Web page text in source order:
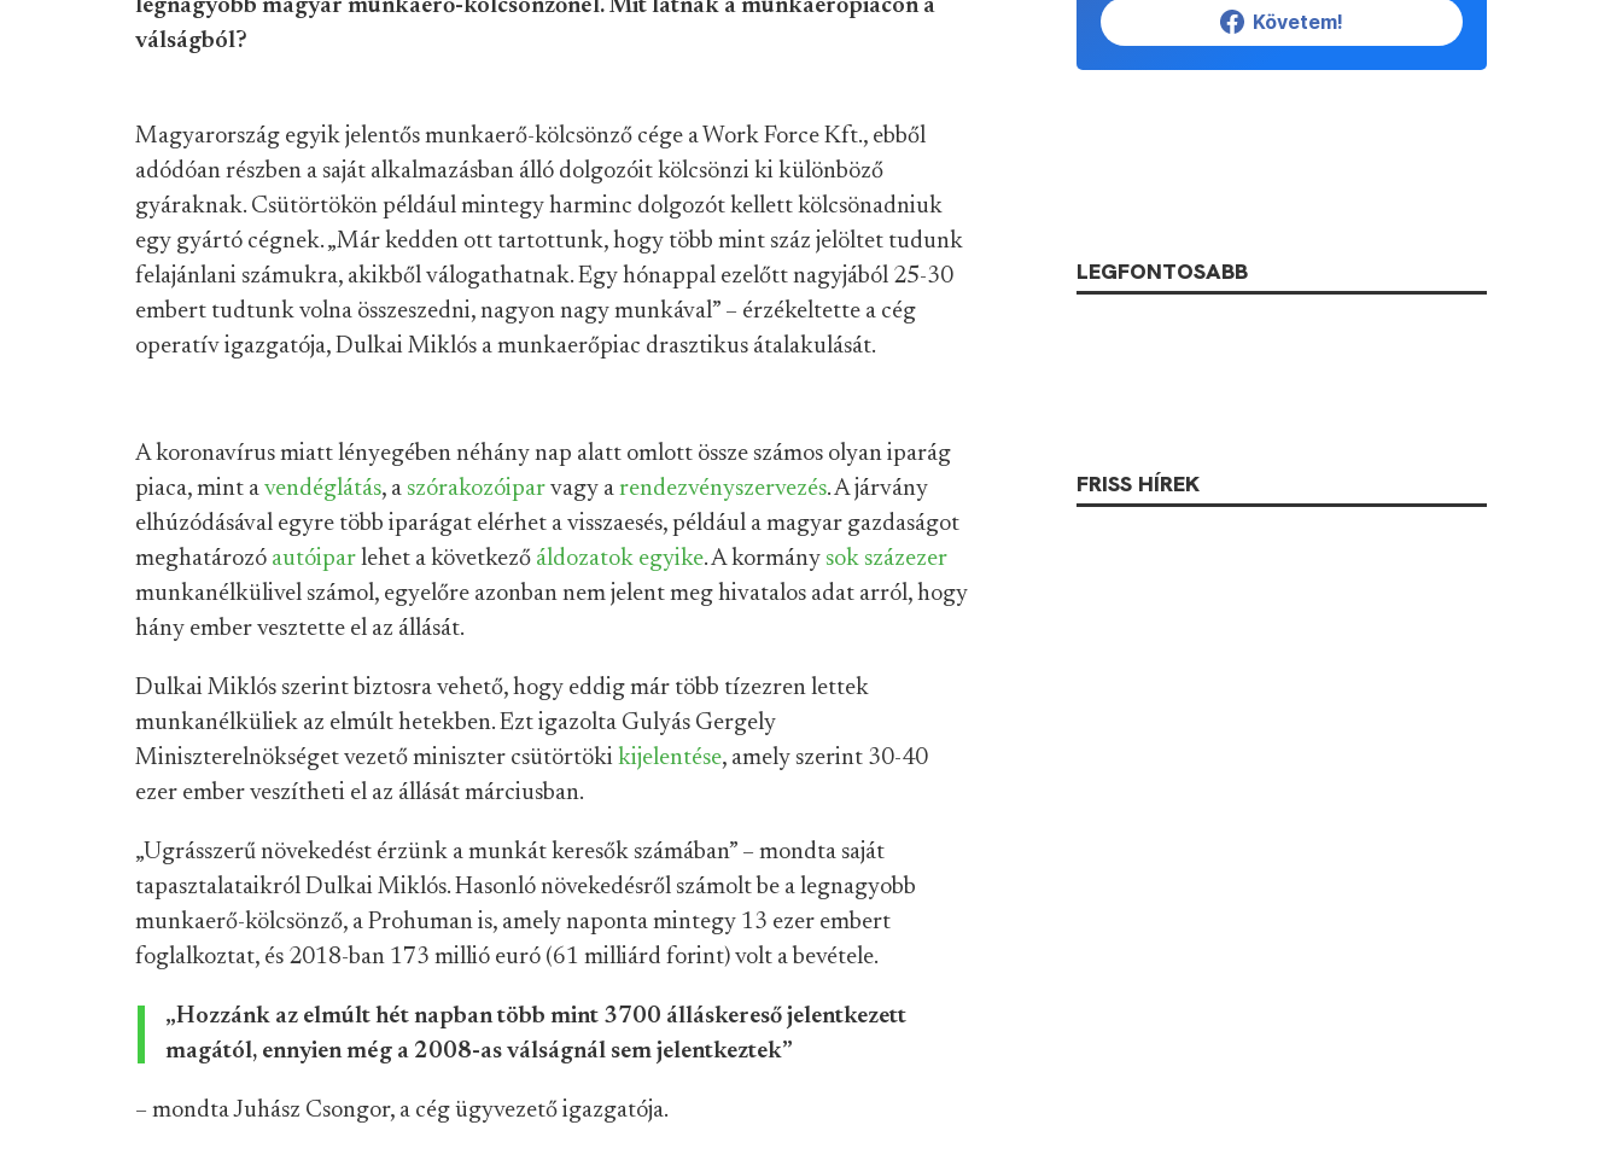
legnagyobb magyar munkaerő-kölcsönzőnél. Mit látnak a munkaerőpiacon a
válságból?
Magyarország egyik jelentős munkaerő-kölcsönző cége a Work Force Kft., ebből
adódóan részben a saját alkalmazásban álló dolgozóit kölcsönzi ki különböző
gyáraknak. Csütörtökön például mintegy harminc dolgozót kellett kölcsönadniuk
egy gyártó cégnek. „Már kedden ott tartottunk, hogy több mint száz jelöltet tudunk
felajánlani számukra, akikből válogathatnak. Egy hónappal ezelőtt nagyjából 25-30
embert tudtunk volna összeszedni, nagyon nagy munkával” – érzékeltette a cég
operatív igazgatója, Dulkai Miklós a munkaerőpiac drasztikus átalakulását.
A koronavírus miatt lényegében néhány nap alatt omlott össze számos olyan iparág
piaca, mint a vendéglátás, a szórakozóipar vagy a rendezvényszervezés. A járvány
elhúzódásával egyre több iparágat elérhet a visszaesés, például a magyar gazdaságot
meghatározó autóipar lehet a következő áldozatok egyike. A kormány sok százezer
munkanélkülivel számol, egyelőre azonban nem jelent meg hivatalos adat arról, hogy
hány ember vesztette el az állását.
Dulkai Miklós szerint biztosra vehető, hogy eddig már több tízezren lettek
munkanélküliek az elmúlt hetekben. Ezt igazolta Gulyás Gergely
Miniszterelnökséget vezető miniszter csütörtöki kijelentése, amely szerint 30-40
ezer ember veszítheti el az állását márciusban.
„Ugrásszerű növekedést érzünk a munkát keresők számában” – mondta saját
tapasztalataikról Dulkai Miklós. Hasonló növekedésről számolt be a legnagyobb
munkaerő-kölcsönző, a Prohuman is, amely naponta mintegy 13 ezer embert
foglalkoztat, és 2018-ban 173 millió euró (61 milliárd forint) volt a bevétele.
„Hozzánk az elmúlt hét napban több mint 3700 álláskereső jelentkezett
magától, ennyien még a 2008-as válságnál sem jelentkeztek”
– mondta Juhász Csongor, a cég ügyvezető igazgatója.
Követem!
LEGFONTOSABB
FRISS HÍREK